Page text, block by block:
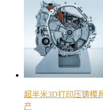
超半米3D打印压铸模
产